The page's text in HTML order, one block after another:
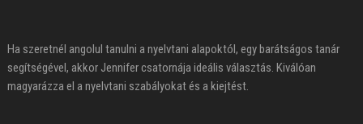
Ha szeretnél angolul tanulni a nyelvtani alapoktól, egy barátságos tanár
segítségével, akkor Jennifer csatornája ideális választás. Kiválóan
magyarázza el a nyelvtani szabályokat és a kiejtést.